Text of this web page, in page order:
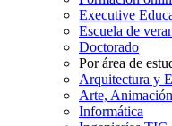
Executive
Escuela de
Doctorado
Por área de
Arquitectura y
Arte,
Informática